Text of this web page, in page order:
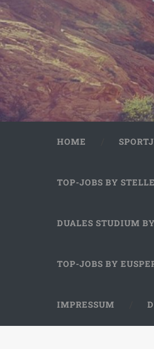
HOME
TOP-JOBS BY
DUALES STUDIUM
TOP-JOBS BY
IMPRESSUM